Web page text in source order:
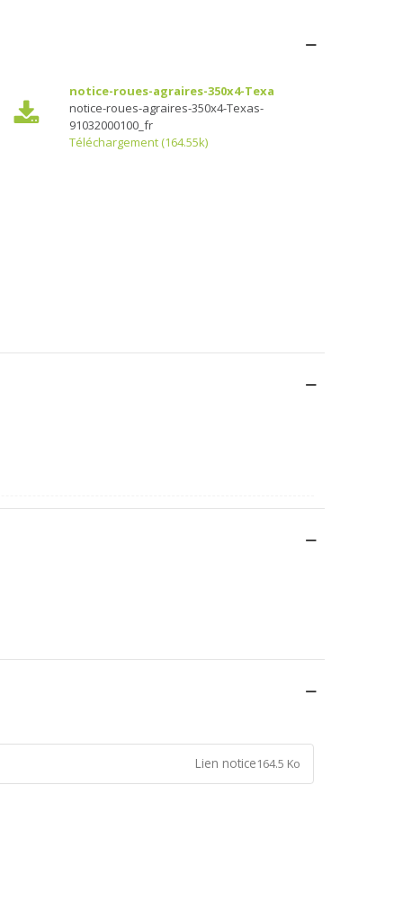
notice-roues-agraires-350x4-Texa
notice-roues-agraires-350x4-Texas-
91032000100_fr
Téléchargement (164.55k)
Lien notice164.5 Ko